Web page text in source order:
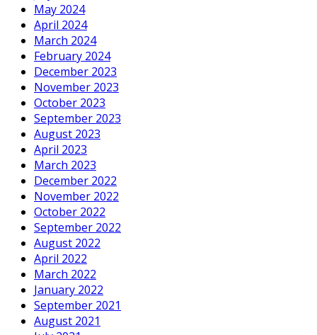
May 2024
April 2024
March 2024
February 2024
December 2023
November 2023
October 2023
September 2023
August 2023
April 2023
March 2023
December 2022
November 2022
October 2022
September 2022
August 2022
April 2022
March 2022
January 2022
September 2021
August 2021